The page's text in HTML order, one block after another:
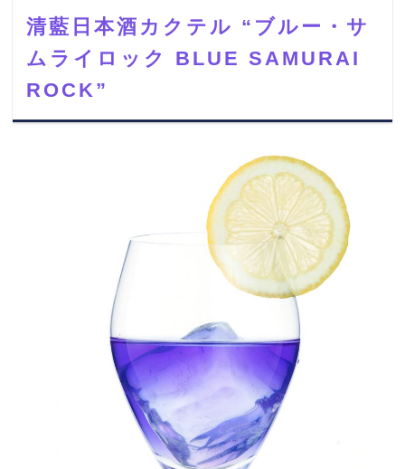
清藍日本酒カクテル “ブルー・サ
ムライロック BLUE SAMURAI
ROCK”